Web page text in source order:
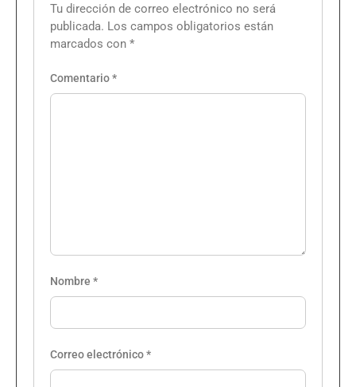
Tu dirección de correo electrónico no será
publicada. Los campos obligatorios están
marcados con *
Comentario*
Nombre *
Correo electrónico*